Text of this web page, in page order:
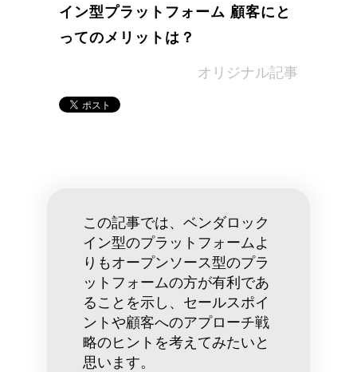
イン型プラットフォーム 顧客にと
ってのメリットは？
オリジナル記事
この記事では、ベンダロック
イン型のプラットフォームよ
りもオープンソース型のプラ
ットフォームの方が有利であ
ることを示し、セールスポイ
ントや顧客へのアプローチ戦
略のヒントを考えてみたいと
思います。